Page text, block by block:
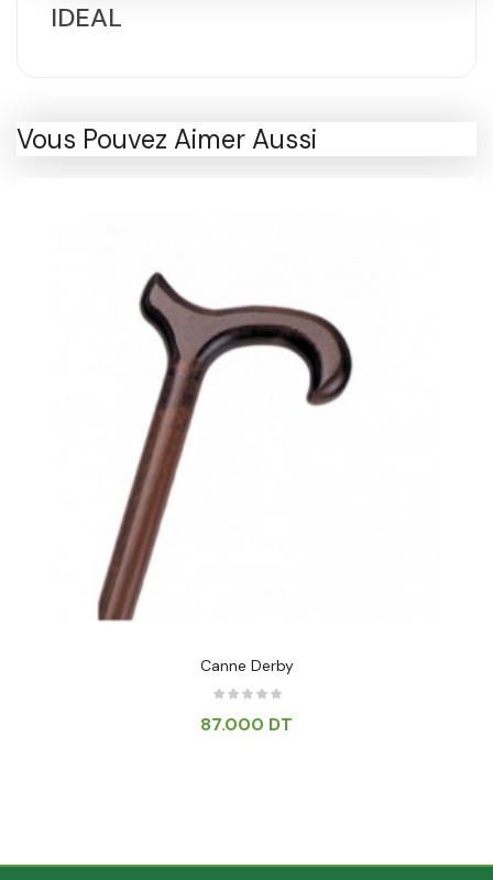
IDEAL
Vous Pouvez Aimer Aussi
Canne Derby
87.000 DT